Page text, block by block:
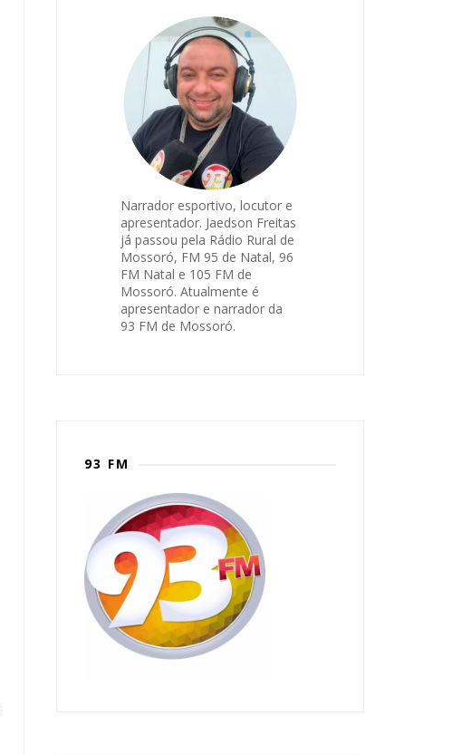
Narrador esportivo, locutor e
apresentador. Jaedson Freitas
já passou pela Rádio Rural de
Mossoró, FM 95 de Natal, 96
FM Natal e 105 FM de
Mossoró. Atualmente é
apresentador e narrador da
93 FM de Mossoró.
93 FM